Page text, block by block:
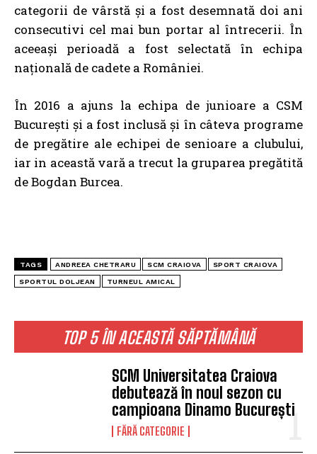
TOP 5 ÎN ACEASTĂ SĂPTĂMÂNĂ
SCM Universitatea Craiova
debutează în noul sezon cu
campioana Dinamo București
FĂRĂ CATEGORIE
categorii de vârstă și a fost desemnată doi ani
consecutivi cel mai bun portar al întrecerii. În
aceeași perioadă a fost selectată în echipa
națională de cadete a României.
În 2016 a ajuns la echipa de junioare a CSM
București și a fost inclusă și în câteva programe
de pregătire ale echipei de senioare a clubului,
iar in această vară a trecut la gruparea pregătită
de Bogdan Burcea.
TAGS ANDREEA CHETRARU SCM CRAIOVA SPORT CRAIOVA
SPORTUL DOLJEAN TURNEUL AMICAL